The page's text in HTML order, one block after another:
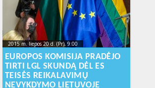
2015 m. liepos 20 d. (Pr), 9:00
2023-10-
17T17:20:06+00:00
EUROPOS KOMISIJA PRADĖJO
TIRTI LGL SKUNDĄ DĖL ES
TEISĖS REIKALAVIMŲ
NEVYKDYMO LIETUVOJE